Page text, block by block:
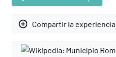
add_circle_outline Compartir la experiencia